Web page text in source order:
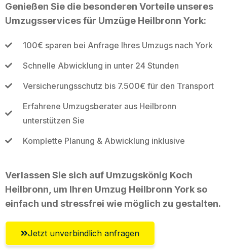
Genießen Sie die besonderen Vorteile unseres
Umzugsservices für Umzüge Heilbronn York:
100€ sparen bei Anfrage Ihres Umzugs nach York
Schnelle Abwicklung in unter 24 Stunden
Versicherungsschutz bis 7.500€ für den Transport
Erfahrene Umzugsberater aus Heilbronn
unterstützen Sie
Komplette Planung & Abwicklung inklusive
Verlassen Sie sich auf Umzugskönig Koch
Heilbronn, um Ihren Umzug Heilbronn York so
einfach und stressfrei wie möglich zu gestalten.
Jetzt unverbindlich anfragen